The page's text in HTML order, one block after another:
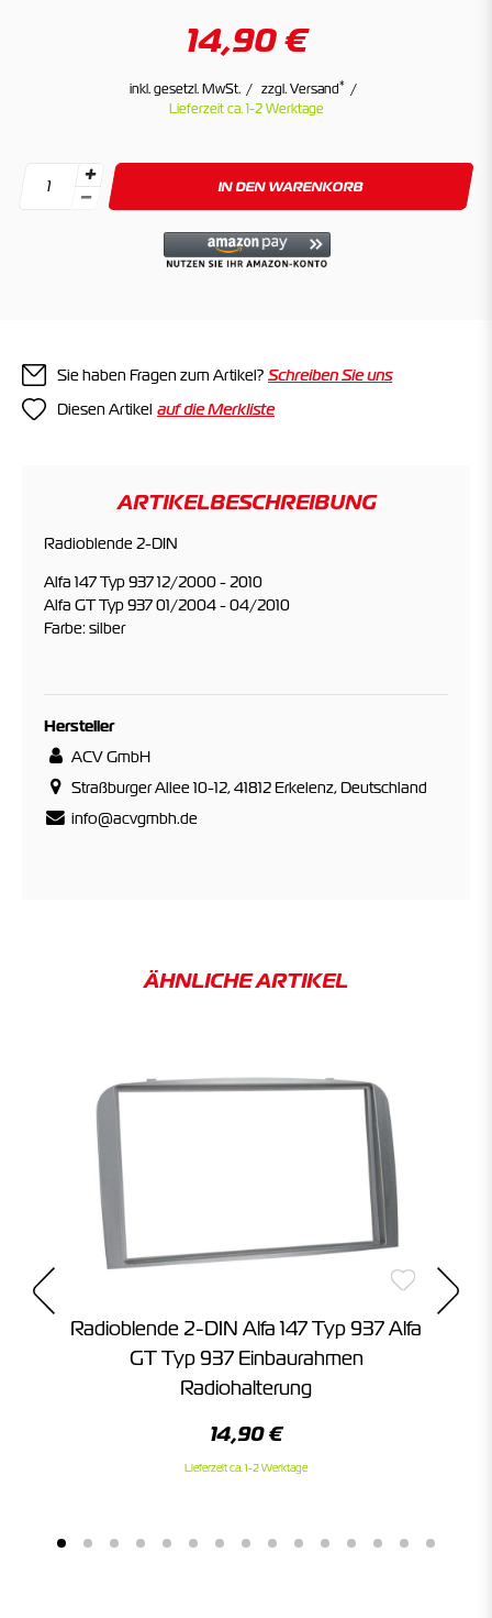
14,90 €
inkl. gesetzl. MwSt. zzgl. Versand*
Lieferzeit ca. 1-2 Werktage
IN DEN WARENKORB
Sie haben Fragen zum Artikel? Schreiben Sie uns
Diesen Artikel
ARTIKELBESCHREIBUNG
Radioblende 2-DIN
Alfa 147 Typ 937 12/2000 - 2010
Alfa GT Typ 937 01/2004 - 04/2010
Farbe: silber
Hersteller
ACV GmbH
Straßburger Allee 10-12, 41812 Erkelenz, Deutschland
info@acvgmbh.de
ÄHNLICHE ARTIKEL
Radioblende 2-DIN Alfa 147 Typ 937 Alfa
GT Typ 937 Einbaurahmen
Radiohalterung
14,90 €
Lieferzeit ca. 1-2 Werktage